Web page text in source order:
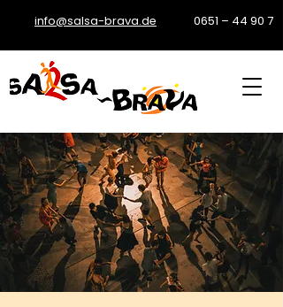
info@salsa-brava.de 0651 – 44 90 7